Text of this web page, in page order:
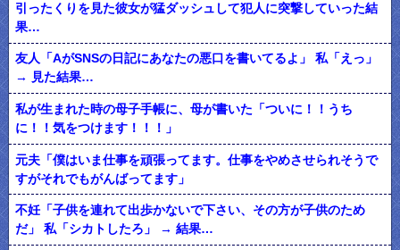
引ったくりを見た彼女が猛ダッシュして犯人に突撃していった結
果…
友人「AがSNSの日記にあなたの悪口を書いてるよ」 私「えっ」
→ 見た結果…
私が生まれた時の母子手帳に、母が書いた「ついに！！うち
に！！気をつけます！！！」
元夫「僕はいま仕事を頑張ってます。仕事をやめさせられそうで
すがそれでもがんばってます」
不妊「子供を連れて出歩かないで下さい、その方が子供のため
だ」 私「シカトしたろ」 → 結果…